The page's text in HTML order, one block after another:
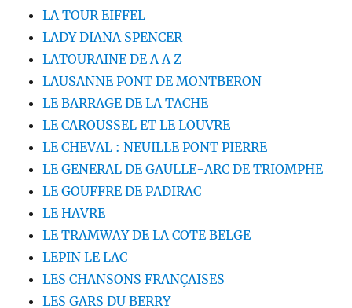
LA TOUR EIFFEL
LADY DIANA SPENCER
LATOURAINE DE A A Z
LAUSANNE PONT DE MONTBERON
LE BARRAGE DE LA TACHE
LE CAROUSSEL ET LE LOUVRE
LE CHEVAL : NEUILLE PONT PIERRE
LE GENERAL DE GAULLE-ARC DE TRIOMPHE
LE GOUFFRE DE PADIRAC
LE HAVRE
LE TRAMWAY DE LA COTE BELGE
LEPIN LE LAC
LES CHANSONS FRANÇAISES
LES GARS DU BERRY